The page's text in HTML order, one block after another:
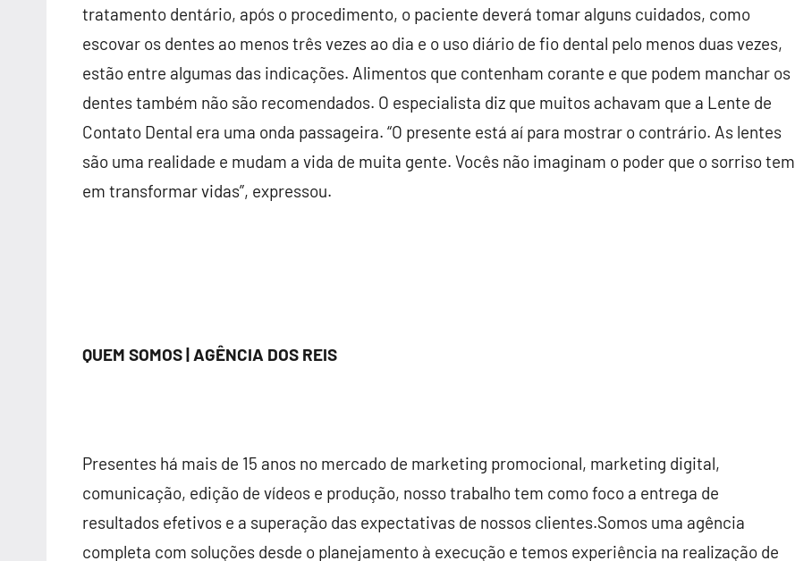
tratamento dentário, após o procedimento, o paciente deverá tomar alguns cuidados, como
escovar os dentes ao menos três vezes ao dia e o uso diário de fio dental pelo menos duas vezes,
estão entre algumas das indicações. Alimentos que contenham corante e que podem manchar os
dentes também não são recomendados. O especialista diz que muitos achavam que a Lente de
Contato Dental era uma onda passageira. “O presente está aí para mostrar o contrário. As lentes
são uma realidade e mudam a vida de muita gente. Vocês não imaginam o poder que o sorriso tem
em transformar vidas”, expressou.
QUEM SOMOS | AGÊNCIA DOS REIS
Presentes há mais de 15 anos no mercado de marketing promocional, marketing digital,
comunicação, edição de vídeos e produção, nosso trabalho tem como foco a entrega de
resultados efetivos e a superação das expectativas de nossos clientes.Somos uma agência
completa com soluções desde o planejamento à execução e temos experiência na realização de